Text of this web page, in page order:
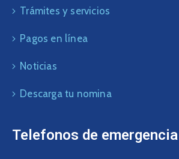
Trámites y servicios
Pagos en línea
Noticias
Descarga tu nomina
Telefonos de emergencia